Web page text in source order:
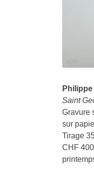
Saint
Gravure
sur
Tirage
CHF